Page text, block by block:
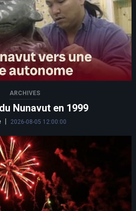
ARCHIVES
Nunavut en 1999
2026-08-05 12:00:00